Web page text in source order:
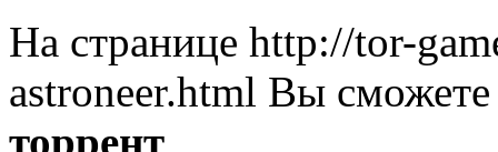
На странице http://tor-
astroneer.html Вы
торрент